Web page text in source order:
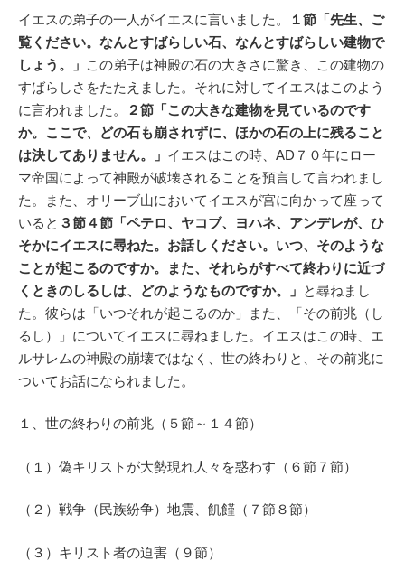
イエスの弟子の一人がイエスに言いました。
１節「先生、ご
覧ください。なんとすばらしい石、なんとすばらしい建物で
しょう。」 この弟子は神殿の石の大きさに驚き、この建物の
すばらしさをたたえました。それに対してイエスはこのよう
に言われました。
２節「この大きな建物を見ているのです
か。ここで、どの石も崩されずに、ほかの石の上に残ること
は決してありません。」 イエスはこの時、AD７０年にロー
マ帝国によって神殿が破壊されることを預言して言われまし
た。また、オリーブ山においてイエスが宮に向かって座って
いると ３節４節「ペテロ、ヤコブ、ヨハネ、アンデレが、ひ
そかにイエスに尋ねた。お話しください。いつ、そのような
ことが起こるのですか。また、それらがすべて終わりに近づ
くときのしるしは、どのようなものですか。」 と尋ねまし
た。彼らは「いつそれが起こるのか」また、「その前兆（し
るし）」についてイエスに尋ねました。イエスはこの時、エ
ルサレムの神殿の崩壊ではなく、世の終わりと、その前兆に
ついてお話になられました。
１、世の終わりの前兆（５節～１４節）
（１）偽キリストが大勢現れ人々を惑わす（６節７節）
（２）戦争（民族紛争）地震、飢饉（７節８節）
（３）キリスト者の迫害（９節）